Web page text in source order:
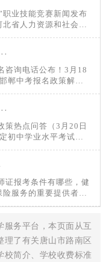
业技能竞赛新闻发布
省人力资源和社会保
高技能人才培养水
咨询电话公布！3月18
郸中考报名政策解读
策热点问答（3月20日
初中学业水平考试报
证报考条件有哪些，健
服务的重要提供者，
服务平台，本页面从互
理了有关唐山市路南区
校简介、学校收费标准